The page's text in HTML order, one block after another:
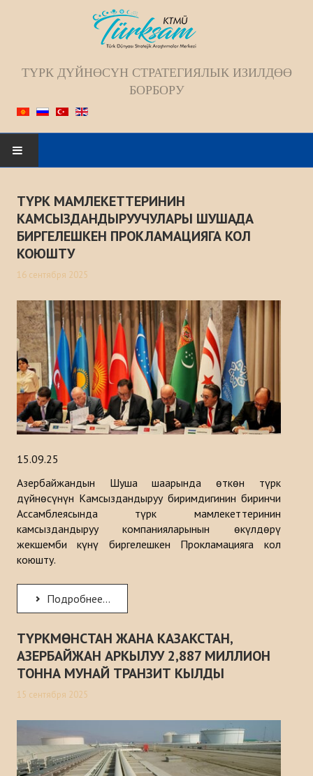
ТҮРК ДҮЙНӨСҮН СТРАТЕГИЯЛЫК ИЗИЛДӨӨ
БОРБОРУ
БАШКЫ БЕТ
БИЗ ЖѲНҮНДѲ
Жамаат
Келечек багыты; Миссиясы; Максаты;
Тарыхы
ИШ ЧАРАЛАР
КАБАРЛАР
Казакстан
Кыргызстан
Туркия
Туркменистан
Ѳзбекистан
ЧЫГАРМАЛАР
Макалалар
Маалыматтык бюллетендер
Баяндамалар
Түрк дүйнөсүн стратегиялык изилдөө борборунун анализи
ТҮРК МАМЛЕКЕТТЕРИНИН
КАМСЫЗДАНДЫРУУЧУЛАРЫ ШУШАДА
БИРГЕЛЕШКЕН ПРОКЛАМАЦИЯГА КОЛ
КОЮШТУ
16 сентября 2025
15.09.25
Азербайжандын Шуша шаарында өткөн түрк
дүйнөсүнүн Камсыздандыруу биримдигинин биринчи
Ассамблеясында түрк мамлекеттеринин
камсыздандыруу компанияларынын өкүлдөрү
жекшемби күнү биргелешкен Прокламацияга кол
коюшту.
Подробнее...
ТҮРКМӨНСТАН ЖАНА КАЗАКСТАН,
АЗЕРБАЙЖАН АРКЫЛУУ 2,887 МИЛЛИОН
ТОННА МУНАЙ ТРАНЗИТ КЫЛДЫ
15 сентября 2025